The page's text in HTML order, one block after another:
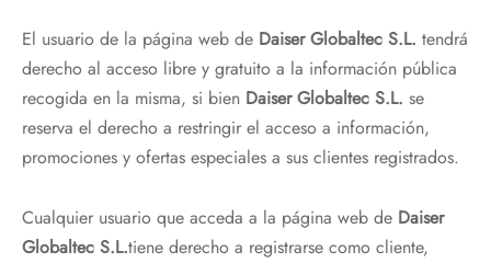
El usuario de la página web de Daiser Globaltec S.L. tendrá
derecho al acceso libre y gratuito a la información pública
recogida en la misma, si bien Daiser Globaltec S.L. se
reserva el derecho a restringir el acceso a información,
promociones y ofertas especiales a sus clientes registrados.
Cualquier usuario que acceda a la página web de Daiser
Globaltec S.L.tiene derecho a registrarse como cliente,